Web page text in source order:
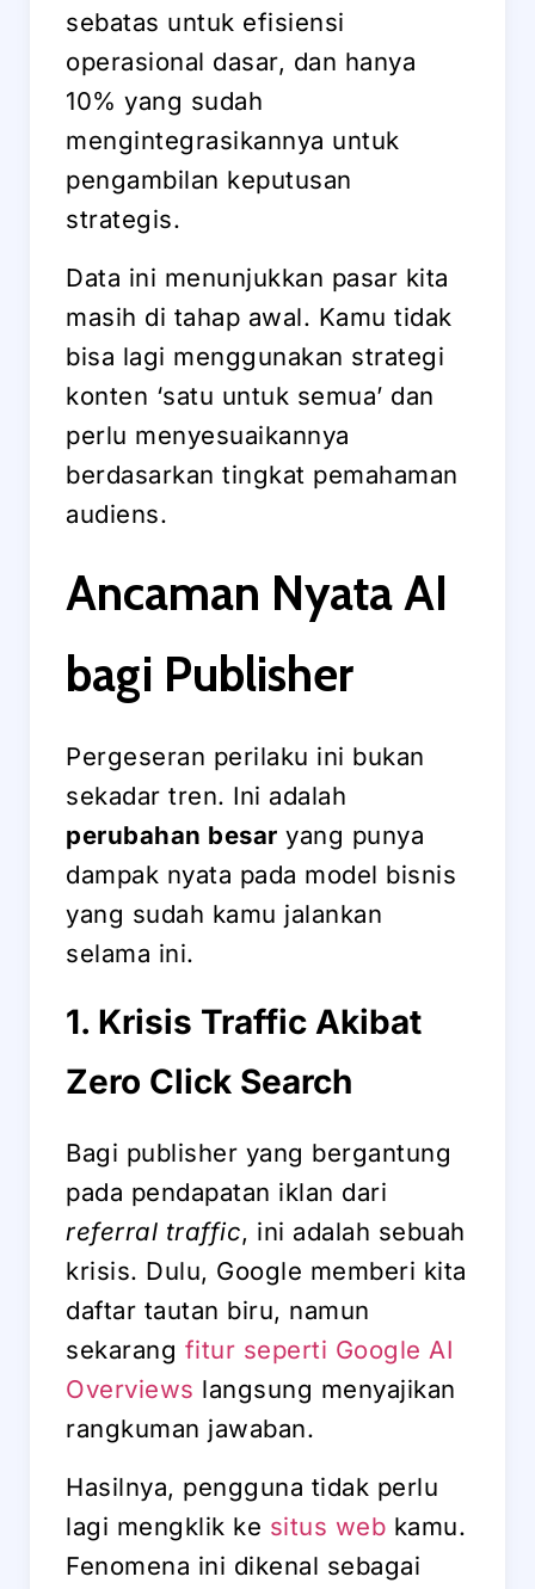
sebatas untuk efisiensi
operasional dasar, dan hanya
10% yang sudah
mengintegrasikannya untuk
pengambilan keputusan
strategis.
Data ini menunjukkan pasar kita
masih di tahap awal. Kamu tidak
bisa lagi menggunakan strategi
konten ‘satu untuk semua’ dan
perlu menyesuaikannya
berdasarkan tingkat pemahaman
audiens.
Ancaman Nyata AI
bagi Publisher
Pergeseran perilaku ini bukan
sekadar tren. Ini adalah
perubahan besar yang punya
dampak nyata pada model bisnis
yang sudah kamu jalankan
selama ini.
1. Krisis Traffic Akibat
Zero Click Search
Bagi publisher yang bergantung
pada pendapatan iklan dari
referral traffic, ini adalah sebuah
krisis. Dulu, Google memberi kita
daftar tautan biru, namun
sekarang fitur seperti Google AI
Overviews langsung menyajikan
rangkuman jawaban.
Hasilnya, pengguna tidak perlu
lagi mengklik ke situs web kamu.
Fenomena ini dikenal sebagai